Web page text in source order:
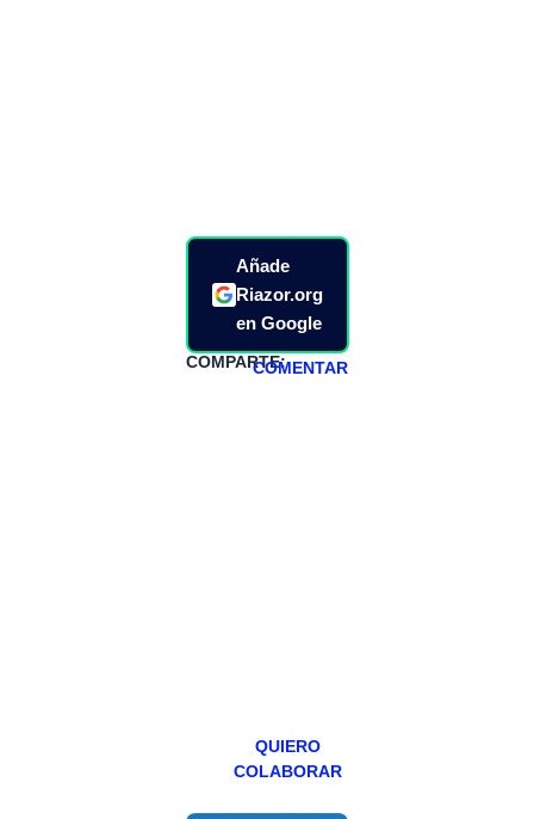
Añade
Riazor.org
en Google
COMPARTE:COMENTAR
QUIERO
COLABORAR